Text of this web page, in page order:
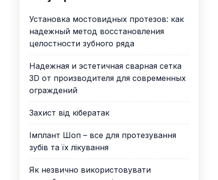
Установка мостовидных протезов: как
надежный метод восстановления
целостности зубного ряда
Надежная и эстетичная сварная сетка
3D от производителя для современных
ограждений
Захист від кібератак
Імплант Шоп – все для протезування
зубів та їх лікування
Як незвично використовувати